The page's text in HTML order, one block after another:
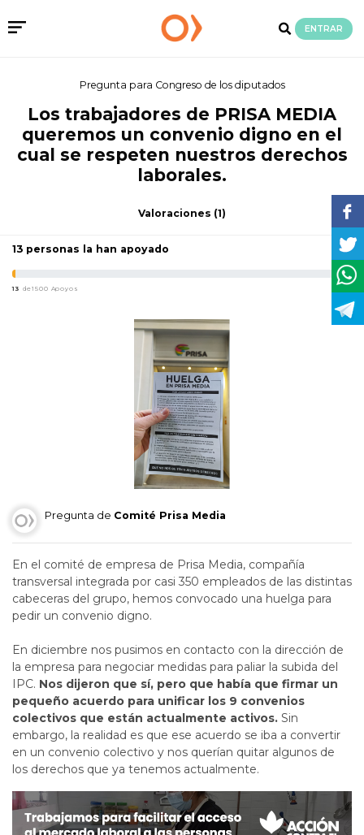
ENTRAR
Pregunta para Congreso de los diputados
Los trabajadores de PRISA MEDIA
queremos un convenio digno en el
cual se respeten nuestros derechos
laborales.
Valoraciones (1)
13 personas la han apoyado
13 de1500 Apoyos
Pregunta de Comité Prisa Media
En el comité de empresa de Prisa Media, compañía
transversal integrada por casi 350 empleados de las distintas
cabeceras del grupo, hemos convocado una huelga para
pedir un convenio digno.
En diciembre nos pusimos en contacto con la dirección de
la empresa para negociar medidas para paliar la subida del
IPC. Nos dijeron que sí, pero que había que firmar un
pequeño acuerdo para unificar los 9 convenios
colectivos que están actualmente activos. Sin
embargo, la realidad es que ese acuerdo se iba a convertir
en un convenio colectivo y nos querían quitar algunos de
los derechos que ya tenemos actualmente.